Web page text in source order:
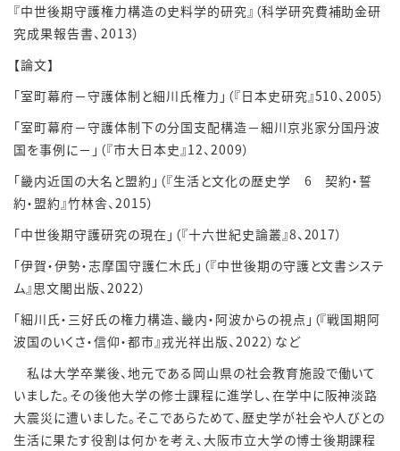
『中世後期守護権力構造の史料学的研究』（科学研究費補助金研
究成果報告書、 2013）
【論文】
「室町幕府－守護体制と細川氏権力」（『日本史研究』510、2005）
「室町幕府－守護体制下の分国支配構造－細川京兆家分国丹波
国を事例に－」（『市大日本史』12、 2009）
「畿内近国の大名と盟約」（『生活と文化の歴史学 6 契約・誓
約・盟約』竹林舎、 2015）
「中世後期守護研究の現在」（『十六世紀史論叢』8、 2017）
「伊賀・伊勢・志摩国守護仁木氏」（『中世後期の守護と文書システ
ム』思文閣出版、 2022）
「細川氏・三好氏の権力構造、畿内・阿波からの視点」（『戦国期阿
波国のいくさ・信仰・都市』戎光祥出版、 2022）など
私は大学卒業後、地元である岡山県の社会教育施設で働いて
いました。その後他大学の修士課程に進学し、在学中に阪神淡路
大震災に遭いました。そこであらためて、歴史学が社会や人びとの
生活に果たす役割は何かを考え、大阪市立大学の博士後期課程